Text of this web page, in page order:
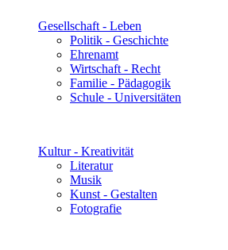
Gesellschaft - Leben
Politik - Geschichte
Ehrenamt
Wirtschaft - Recht
Familie - Pädagogik
Schule - Universitäten
Kultur - Kreativität
Literatur
Musik
Kunst - Gestalten
Fotografie